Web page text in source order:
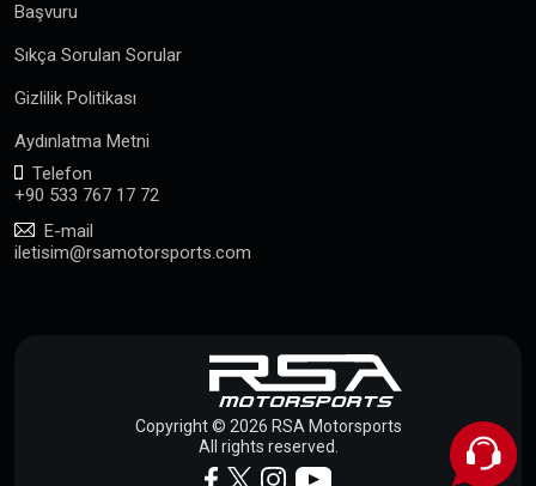
Başvuru
Sıkça Sorulan Sorular
Gizlilik Politikası
Aydınlatma Metni
Telefon
+90 533 767 17 72
E-mail
iletisim@rsamotorsports.com
Copyright © 2026 RSA Motorsports
All rights reserved.